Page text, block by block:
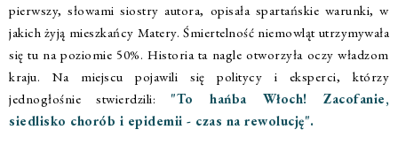
pierwszy, słowami siostry autora, opisała spartańskie warunki, w
jakich żyją mieszkańcy Matery. Śmiertelność niemowląt utrzymywała
się tu na poziomie 50%. Historia ta nagle otworzyła oczy władzom
kraju. Na miejscu pojawili się politycy i eksperci, którzy
jednogłośnie stwierdzili: "To hańba Włoch! Zacofanie,
siedlisko chorób i epidemii - czas na rewolucję".